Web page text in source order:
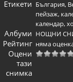
Етикети България,
пейзаж,
календар,
Албуми НОЩНИ
Рейтинг няма
Оцени
тази
снимка